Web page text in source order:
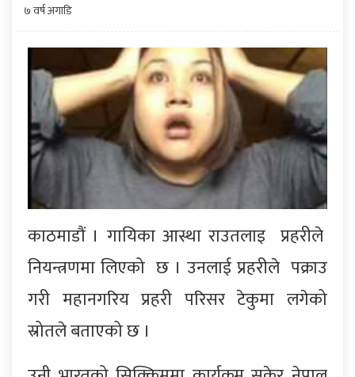
७ वर्ष अगाडि
काठमाडौं । गायिका आस्था राउतलाइ प्रहरीले
नियन्त्रणमा लिएको छ । उनलाई प्रहरीले पक्राउ
गरी महानगरिय प्रहरी परिसर टेकुमा लगेको
स्रोतले बताएको छ ।